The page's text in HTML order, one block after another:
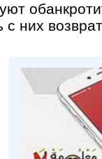
них